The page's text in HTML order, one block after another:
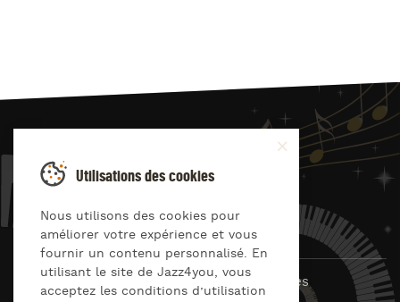
JAZZ4
© Jazz4you 2019 – 2026 Tous droits réservés
Utilisations des cookies
Nous utilisons des cookies pour
améliorer votre expérience et vous
fournir un contenu personnalisé. En
utilisant le site de Jazz4you, vous
acceptez les conditions d’utilisation